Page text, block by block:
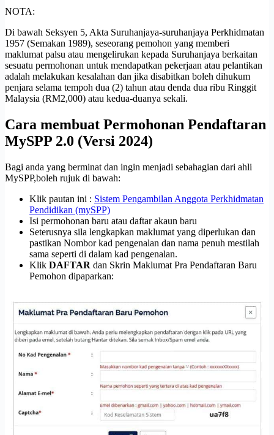
NOTA:
Di bawah Seksyen 5, Akta Suruhanjaya-suruhanjaya Perkhidmatan
1957 (Semakan 1989), seseorang pemohon yang memberi
maklumat palsu atau mengelirukan kepada Suruhanjaya berkaitan
sesuatu permohonan untuk mendapatkan pekerjaan atau pelantikan
adalah melakukan kesalahan dan jika disabitkan boleh dihukum
penjara selama tempoh dua (2) tahun atau denda dua ribu Ringgit
Malaysia (RM2,000) atau kedua-duanya sekali.
Cara membuat Permohonan Pendaftaran
MySPP 2.0 (Versi 2024)
Bagi anda yang berminat dan ingin menjadi sebahagian dari ahli
MySPP,boleh rujuk di bawah:
Klik pautan ini : Sistem Pengambilan Anggota Perkhidmatan
Pendidikan (mySPP)
Isi permohonan baru atau daftar akaun baru
Seterusnya sila lengkapkan maklumat yang diperlukan dan
pastikan Nombor kad pengenalan dan nama penuh mestilah
sama seperti di dalam kad pengenalan.
Klik DAFTAR dan Skrin Maklumat Pra Pendaftaran Baru
Pemohon dipaparkan: